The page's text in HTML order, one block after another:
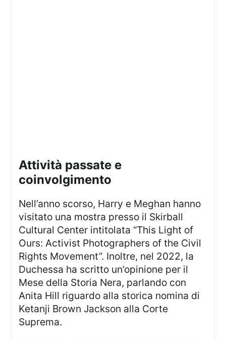
Attività passate e
coinvolgimento
Nell’anno scorso, Harry e Meghan hanno
visitato una mostra presso il Skirball
Cultural Center intitolata “This Light of
Ours: Activist Photographers of the Civil
Rights Movement”. Inoltre, nel 2022, la
Duchessa ha scritto un’opinione per il
Mese della Storia Nera, parlando con
Anita Hill riguardo alla storica nomina di
Ketanji Brown Jackson alla Corte
Suprema.